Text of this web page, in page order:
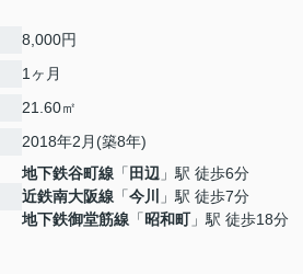
8,000円
1ヶ月
21.60㎡
2018年2月(築8年)
地下鉄谷町線 「 田辺 」駅 徒歩6分
近鉄南大阪線 「今川
」駅 徒歩7分
地下鉄御堂筋線 「昭和町」駅 徒歩18分